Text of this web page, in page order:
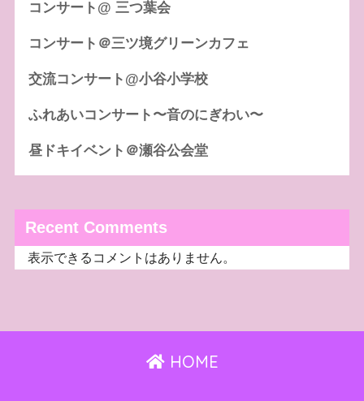
コンサート@ 三つ葉会
コンサート＠三ツ境グリーンカフェ
交流コンサート@小谷小学校
ふれあいコンサート〜音のにぎわい〜
昼ドキイベント＠瀬谷公会堂
Recent Comments
表示できるコメントはありません。
HOME